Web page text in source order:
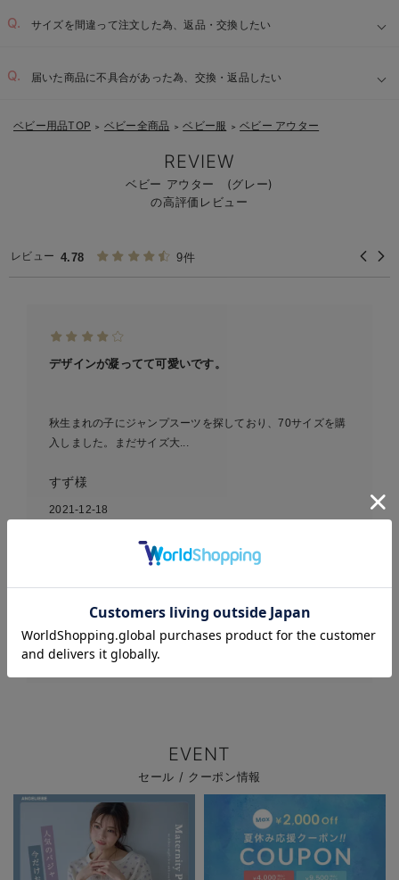
サイズを間違って注文した為、返品・交換したい
届いた商品に不具合があった為、交換・返品したい
お気に入り商品を確認する
ベビー用品TOP ＞ ベビー全商品 ＞ ベビー服 ＞ ベビー アウター
REVIEW
ベビー アウター (グレー)
の高評価レビュー
レビュー 4.78 9件
デザインが凝ってて可愛いです。
秋生まれの子にジャンプスーツを探しており、70サイズを購
入しました。まだサイズ大...
すず様
2021-12-18
【BIT’Z】くまさんボアオー
EVENT
セール / クーポン情報